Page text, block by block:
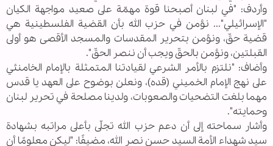
وأردف: "في لبنان أصبحنا قوة مهمّة على صعيد مواجهة الكيان
"الإسرائيلي"... نؤمن في حزب الله بأن القضية الفلسطينية هي
قضية حقّ، ونؤمن بتحرير المقدسات والمسجد الأقصى هو أولى
القبلتين، ونؤمن بالحقّ ويجب أن ننصر الحقّ".
وأضاف: "نلتزم بالأمر الشرعي لقيادتنا المتمثلة بالإمام الخامنئي
على نهج الإمام الخميني (قده)، ونعلن بوضوح على العهد يا قدس
مهما بلغت التضحيات والصعوبات، ولدينا مصلحة في تحرير لبنان
وحمايته".
وأشار سماحته إلى أن دعم حزب الله تجلّى بأعلى مراتبه بشهادة
سيد شهداء الأمة السيد حسن نصر الله، مضيفًا: "ليكن معلومًا أن